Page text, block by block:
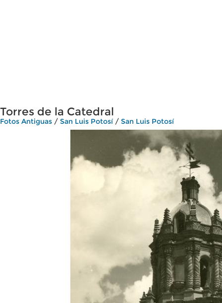
Torres de la Catedral
Fotos Antiguas / San Luis Potosí / San Luis Potosí